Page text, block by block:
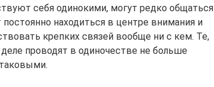
себя одинокими, могут редко общаться
находиться в центре внимания и
крепких связей вообще ни с кем. Те,
проводят в одиночестве не больше